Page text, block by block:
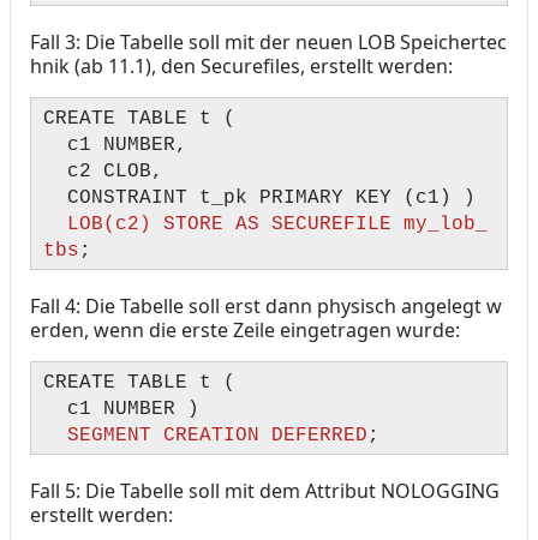
Fall 3: Die Tabelle soll mit der neuen LOB Speichertec
hnik (ab 11.1), den Securefiles, erstellt werden:
CREATE TABLE t (
c1 NUMBER,
c2 CLOB,
CONSTRAINT t_pk PRIMARY KEY (c1) )
LOB(c2) STORE AS SECUREFILE my_lob_
tbs ;
Fall 4: Die Tabelle soll erst dann physisch angelegt w
erden, wenn die erste Zeile eingetragen wurde:
CREATE TABLE t (
c1 NUMBER )
SEGMENT CREATION DEFERRED ;
Fall 5: Die Tabelle soll mit dem Attribut NOLOGGING
erstellt werden: